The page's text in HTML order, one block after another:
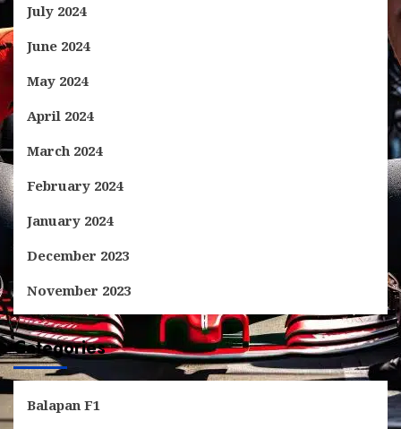
July 2024
June 2024
May 2024
April 2024
March 2024
February 2024
January 2024
December 2023
November 2023
Categories
Balapan F1